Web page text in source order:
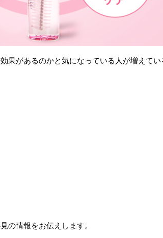
果があるのかと気になっている人が増えてい
の情報をお伝えします。